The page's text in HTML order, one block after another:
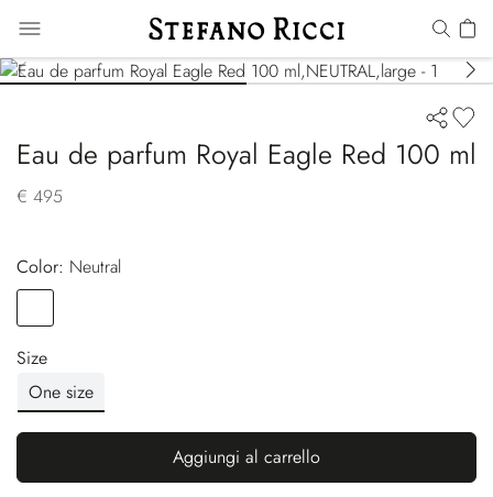
Eau de parfum Royal Eagle Red 100 ml
€ 495
Color:
neutral
Size
One size
Aggiungi al carrello